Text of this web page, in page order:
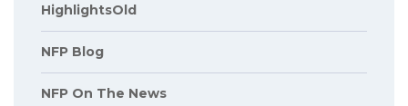
HighlightsOld
NFP Blog
NFP On The News